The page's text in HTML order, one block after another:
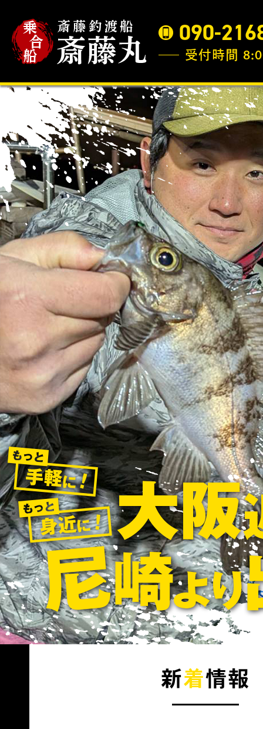
090-
受付時間
新着情報